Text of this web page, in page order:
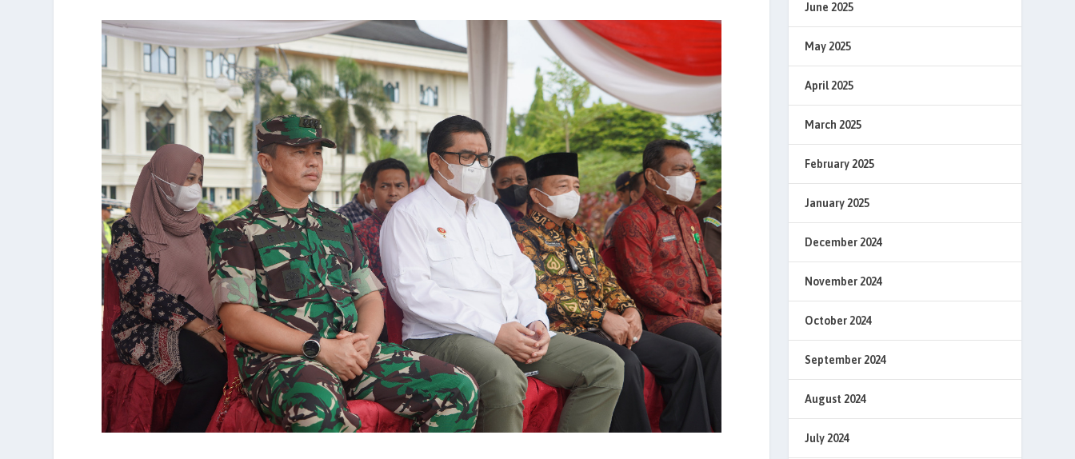
June 2025
May 2025
April 2025
March 2025
February 2025
January 2025
December 2024
November 2024
October 2024
September 2024
August 2024
July 2024